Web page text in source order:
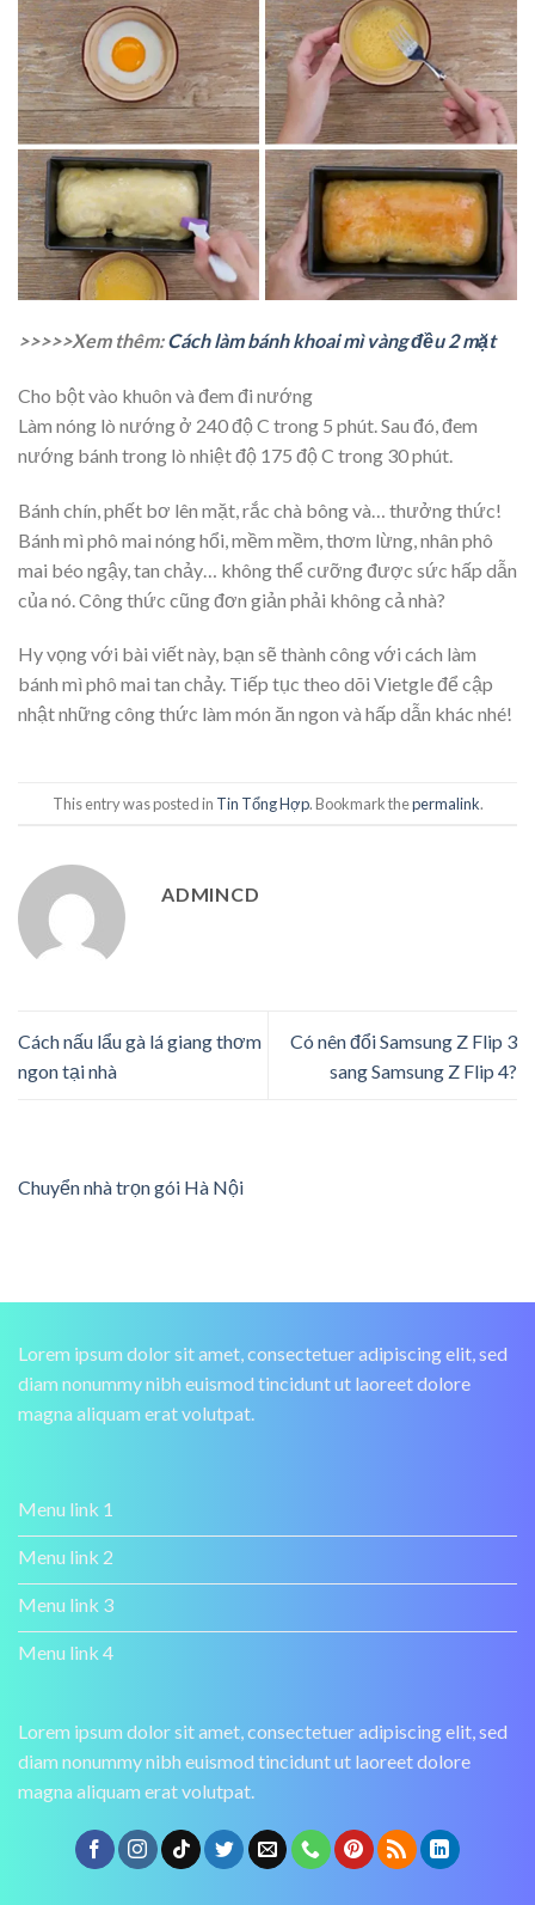
>>>>>Xem thêm:Cách làm bánh khoai mì vàng đều 2 mặt
Cho bột vào khuôn và đem đi nướng
Làm nóng lò nướng ở 240 độ C trong 5 phút. Sau đó, đem
nướng bánh trong lò nhiệt độ 175 độ C trong 30 phút.
Bánh chín, phết bơ lên mặt, rắc chà bông và… thưởng thức!
Bánh mì phô mai nóng hổi, mềm mềm, thơm lừng, nhân phô
mai béo ngậy, tan chảy… không thể cưỡng được sức hấp dẫn
của nó. Công thức cũng đơn giản phải không cả nhà?
Hy vọng với bài viết này, bạn sẽ thành công với cách làm
bánh mì phô mai tan chảy. Tiếp tục theo dõi Vietgle để cập
nhật những công thức làm món ăn ngon và hấp dẫn khác nhé!
This entry was posted in Tin Tổng Hợp. Bookmark thepermalink.
ADMINCD
Cách nấu lẩu gà lá giang thơm
ngon tại nhà
Có nên đổi Samsung Z Flip 3
sang Samsung Z Flip 4?
Chuyển nhà trọn gói Hà Nội
Lorem ipsum dolor sit amet, consectetuer adipiscing elit, sed
diam nonummy nibh euismod tincidunt ut laoreet dolore
magna aliquam erat volutpat.
Menu link 1
Menu link 2
Menu link 3
Menu link 4
Lorem ipsum dolor sit amet, consectetuer adipiscing elit, sed
diam nonummy nibh euismod tincidunt ut laoreet dolore
magna aliquam erat volutpat.